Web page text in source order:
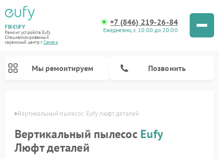
FIX-EUFY
Ремонт устройств Eufy
Специализированный
cервисный центр г.Самара
+7 (846) 219-26-84
Ежедневно, с 10:00 до 20:00
Мы ремонтируем Позвонить
Вертикальный пылесос Eufy люфт деталей
Вертикальный пылесос Eufy
Люфт деталей